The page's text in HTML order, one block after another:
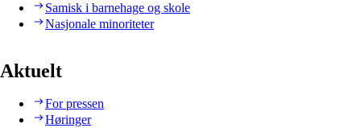
Samisk i barnehage og skole
Nasjonale minoriteter
Aktuelt
For pressen
Høringer